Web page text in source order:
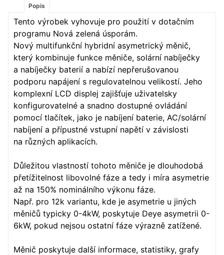
Popis
Tento výrobek vyhovuje pro použití v dotačním
programu Nová zelená úsporám.
Nový multifunkční hybridní asymetrický měnič,
který kombinuje funkce měniče, solární nabíječky
a nabíječky baterií a nabízí nepřerušovanou
podporu napájení s regulovatelnou velikostí. Jeho
komplexní LCD displej zajišťuje uživatelsky
konfigurovatelné a snadno dostupné ovládání
pomocí tlačítek, jako je nabíjení baterie, AC/solární
nabíjení a přípustné vstupní napětí v závislosti
na různých aplikacích.
Důležitou vlastností tohoto měniče je dlouhodobá
přetížitelnost libovolné fáze a tedy i míra asymetrie
až na 150% nominálního výkonu fáze.
Např. pro 12k variantu, kde je asymetrie u jiných
měničů typicky 0-4kW, poskytuje Deye asymetrii 0-
6kW, pokud nejsou ostatní fáze výrazně zatížené.
Měnič poskytuje další informace, statistiky, grafy